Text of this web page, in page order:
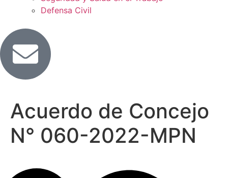
Defensa Civil
Acuerdo de Concejo
N° 060-2022-MPN